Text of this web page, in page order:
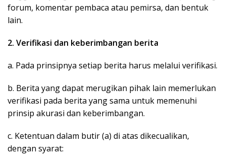
forum, komentar pembaca atau pemirsa, dan bentuk
lain.
2. Verifikasi dan keberimbangan berita
a. Pada prinsipnya setiap berita harus melalui verifikasi.
b. Berita yang dapat merugikan pihak lain memerlukan
verifikasi pada berita yang sama untuk memenuhi
prinsip akurasi dan keberimbangan.
c. Ketentuan dalam butir (a) di atas dikecualikan,
dengan syarat: